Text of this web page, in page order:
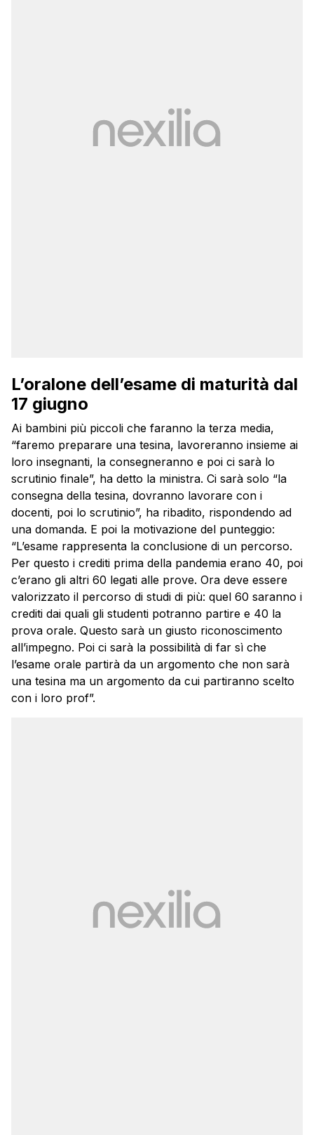
L’oralone dell’esame di maturità dal
17 giugno
Ai bambini più piccoli che faranno la terza media,
“faremo preparare una tesina, lavoreranno insieme ai
loro insegnanti, la consegneranno e poi ci sarà lo
scrutinio finale”, ha detto la ministra. Ci sarà solo “la
consegna della tesina, dovranno lavorare con i
docenti, poi lo scrutinio”, ha ribadito, rispondendo ad
una domanda. E poi la motivazione del punteggio:
“L’esame rappresenta la conclusione di un percorso.
Per questo i crediti prima della pandemia erano 40, poi
c’erano gli altri 60 legati alle prove. Ora deve essere
valorizzato il percorso di studi di più: quel 60 saranno i
crediti dai quali gli studenti potranno partire e 40 la
prova orale. Questo sarà un giusto riconoscimento
all’impegno. Poi ci sarà la possibilità di far sì che
l’esame orale partirà da un argomento che non sarà
una tesina ma un argomento da cui partiranno scelto
con i loro prof”.